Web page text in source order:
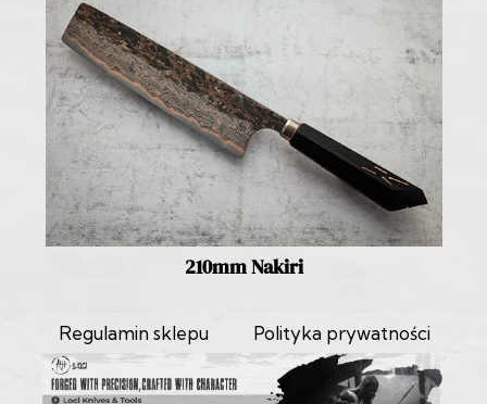
210mm Nakiri
Regulamin sklepu Polityka prywatności